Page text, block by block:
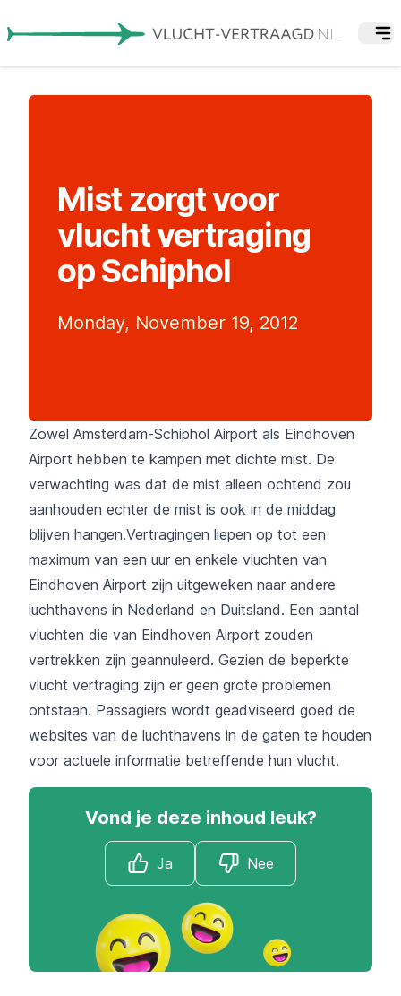
Mist zorgt voor
vlucht vertraging
op Schiphol
Monday, November 19, 2012
Zowel Amsterdam-Schiphol Airport als Eindhoven
Airport hebben te kampen met dichte mist. De
verwachting was dat de mist alleen ochtend zou
aanhouden echter de mist is ook in de middag
blijven hangen.Vertragingen liepen op tot een
maximum van een uur en enkele vluchten van
Eindhoven Airport zijn uitgeweken naar andere
luchthavens in Nederland en Duitsland. Een aantal
vluchten die van Eindhoven Airport zouden
vertrekken zijn geannuleerd. Gezien de beperkte
vlucht vertraging zijn er geen grote problemen
ontstaan. Passagiers wordt geadviseerd goed de
websites van de luchthavens in de gaten te houden
voor actuele informatie betreffende hun vlucht.
Vond je deze inhoud leuk?
Ja Nee